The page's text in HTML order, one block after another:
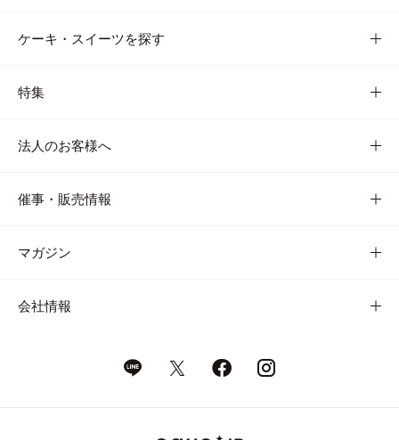
ケーキ・スイーツを探す
特集
法人のお客様へ
催事・販売情報
マガジン
会社情報